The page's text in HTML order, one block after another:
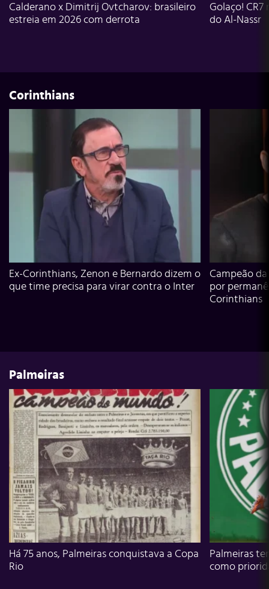
Calderano x Dimitrij Ovtcharov: brasileiro
estreia em 2026 com derrota
Golaço!
do Al-Nassr
Corinthians
Ex-Corinthians, Zenon e Bernardo dizem o
que time precisa para virar contra o Inter
Campeão
por
Corinthians
Palmeiras
Há 75 anos, Palmeiras conquistava a Copa
Rio
Palmeiras
como